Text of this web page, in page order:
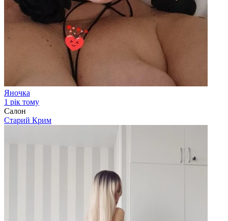
Яночка
1 рік тому
Салон
Старий Крим